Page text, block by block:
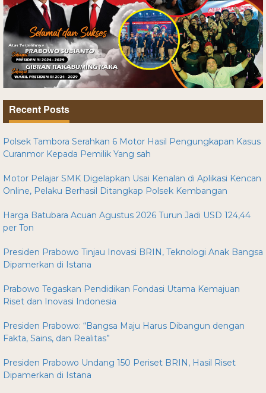
Recent Posts
Polsek Tambora Serahkan 6 Motor Hasil Pengungkapan Kasus
Curanmor Kepada Pemilik Yang sah
Motor Pelajar SMK Digelapkan Usai Kenalan di Aplikasi Kencan
Online, Pelaku Berhasil Ditangkap Polsek Kembangan
Harga Batubara Acuan Agustus 2026 Turun Jadi USD 124,44
per Ton
Presiden Prabowo Tinjau Inovasi BRIN, Teknologi Anak Bangsa
Dipamerkan di Istana
Prabowo Tegaskan Pendidikan Fondasi Utama Kemajuan
Riset dan Inovasi Indonesia
Presiden Prabowo: “Bangsa Maju Harus Dibangun dengan
Fakta, Sains, dan Realitas”
Presiden Prabowo Undang 150 Periset BRIN, Hasil Riset
Dipamerkan di Istana